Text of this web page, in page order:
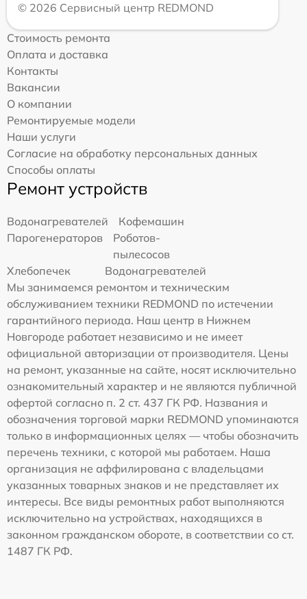
© 2026 Сервисный центр REDMOND
Стоимость ремонта
Оплата и доставка
Контакты
Вакансии
О компании
Ремонтируемые модели
Наши услуги
Согласие на обработку персональных данных
Способы оплаты
Ремонт устройств
Водонагревателей
Кофемашин
Парогенераторов
Роботов-
пылесосов
Хлебопечек
Водонагревателей
Мы занимаемся ремонтом и техническим
обслуживанием техники REDMOND по истечении
гарантийного периода. Наш центр в Нижнем
Новгороде работает независимо и не имеет
официальной авторизации от производителя. Цены
на ремонт, указанные на сайте, носят исключительно
ознакомительный характер и не являются публичной
офертой согласно п. 2 ст. 437 ГК РФ. Названия и
обозначения торговой марки REDMOND упоминаются
только в информационных целях — чтобы обозначить
перечень техники, с которой мы работаем. Наша
организация не аффилирована с владельцами
указанных товарных знаков и не представляет их
интересы. Все виды ремонтных работ выполняются
исключительно на устройствах, находящихся в
законном гражданском обороте, в соответствии со ст.
1487 ГК РФ.